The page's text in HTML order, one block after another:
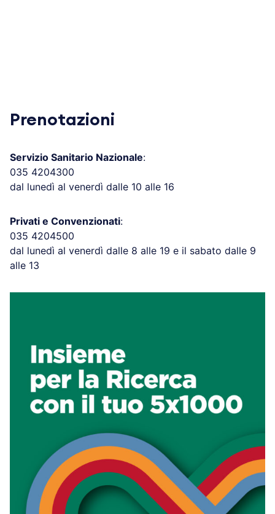
Prenotazioni
Servizio Sanitario Nazionale:
035 4204300
dal lunedì al venerdì dalle 10 alle 16
Privati e Convenzionati:
035 4204500
dal lunedì al venerdì dalle 8 alle 19 e il sabato dalle 9
alle 13